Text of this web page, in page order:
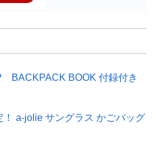
BACKPACK BOOK 付録付き
！ a-jolie サングラス かごバッグ